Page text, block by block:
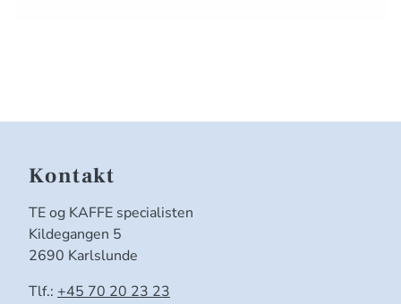
Kontakt
TE og KAFFE specialisten
Kildegangen 5
2690 Karlslunde
Tlf.: +45 70 20 23 23